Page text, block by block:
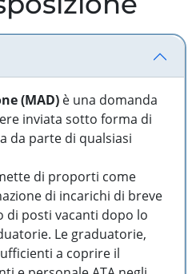
(MAD) è una domanda
inviata sotto forma di
da parte di qualsiasi
di proporti come
di incarichi di breve
di posti vacanti dopo lo
Le graduatorie,
a coprire il